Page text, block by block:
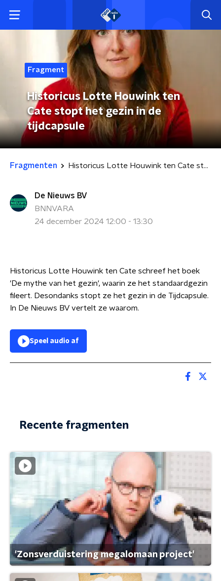
Fragment
Historicus Lotte Houwink ten
Cate stopt het gezin in de
tijdcapsule
Fragmenten Historicus Lotte Houwink ten Cate stopt het gezin in de tijdcapsule
De Nieuws BV
BNNVARA
24 december 2024 12:00 - 13:30
Historicus Lotte Houwink ten Cate schreef het boek
'De mythe van het gezin', waarin ze het standaardgezin
fileert. Desondanks stopt ze het gezin in de Tijdcapsule.
In De Nieuws BV vertelt ze waarom.
Speel audio af
Recente fragmenten
'Zonsverduistering megalomaan project'